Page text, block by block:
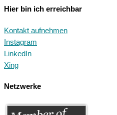
Hier bin ich erreichbar
Kontakt aufnehmen
Instagram
LinkedIn
Xing
Netzwerke